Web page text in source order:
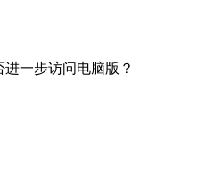
一步访问电脑版？